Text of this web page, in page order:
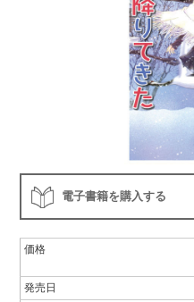
電子書籍を購入する
価格
発売日